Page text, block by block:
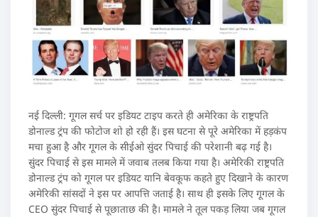
नई दिल्ली: गूगल सर्च पर इडियट टाइप करते ही अमेरिका के राष्ट्रपति
डोनाल्ड ट्रंप की फोटोज शो हो रही हैं। इस घटना से पूरे अमेरिका में हड़कंप
मचा हुआ है और गूगल के सीईओ सुंदर पिचाई की परेशानी बढ़ गई है।
सुंदर पिचाई से इस मामले में जवाब तलब किया गया है। अमेरिकी राष्ट्रपति
डोनाल्ड ट्रंप को गूगल पर इडियट यानि बेवकूफ कहते हुए दिखाने के कारण
अमेरिकी सांसदों ने इस पर आपत्ति जताई है। साथ ही इसके लिए गूगल के
CEO सुंदर पिचाई से पूछाताछ की है। मामले ने तूल पकड़ लिया जब गूगल